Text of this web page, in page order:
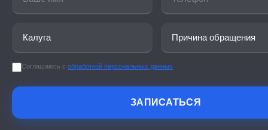
Соглашаюсь с обработкой персональных данных
ЗАПИСАТЬСЯ